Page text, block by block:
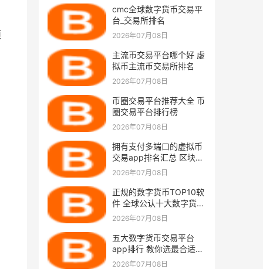
cmc全球数字货币交易平
台_交易所排名
2026年07月08日
主流币交易平台哪个好 虚
拟币主流币交易所排名
2026年07月08日
币圈交易平台推荐大全 币
圈交易平台排行榜
2026年07月08日
拥有支付多端口的虚拟币
交易app排名汇总 区块链
挣钱APP
2026年07月08日
正规的数字货币TOP10软
件 全球公认十大数字货币
交易所
2026年07月08日
五大数字货币交易平台
app排行 教你选最合适的
比特币平台
2026年07月08日